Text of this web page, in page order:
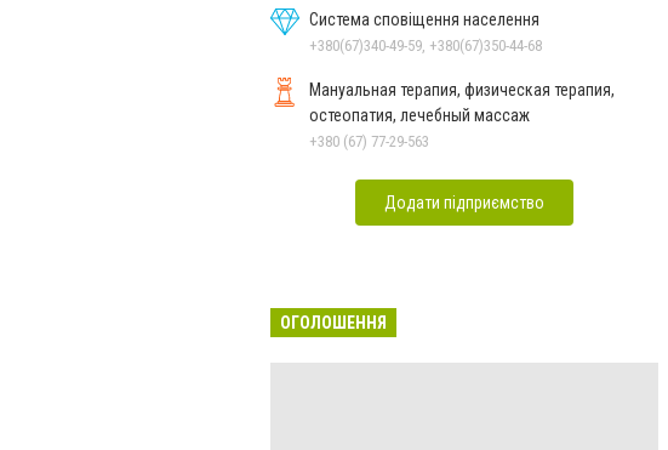
Система сповіщення населення
+380(67)340-49-59, +380(67)350-44-68
Мануальная терапия, физическая терапия,
остеопатия, лечебный массаж
+380 (67) 77-29-563
Додати підприємство
ОГОЛОШЕННЯ